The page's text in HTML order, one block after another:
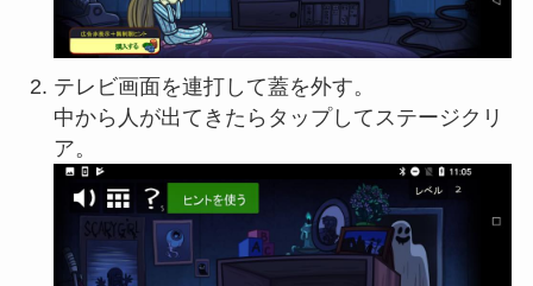
テレビ画面を連打して蓋を外す。
中から人が出てきたらタップしてステージクリ
ア。